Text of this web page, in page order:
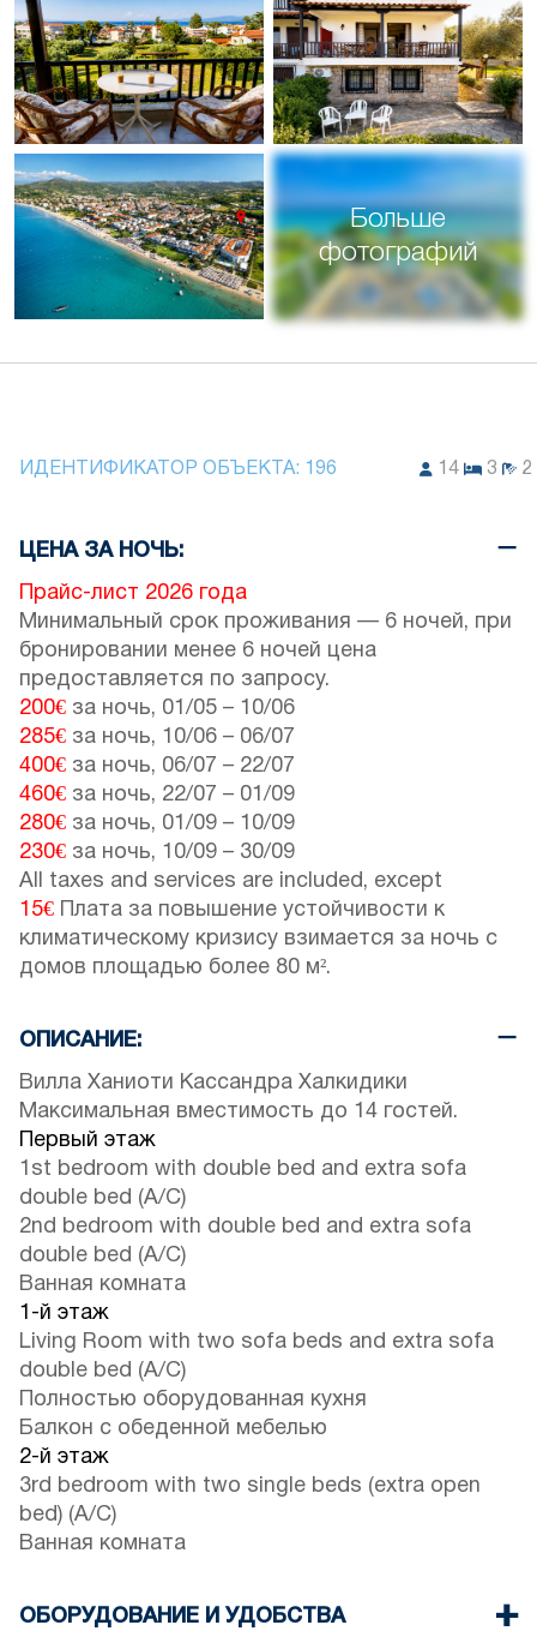
Больше
фотографий
ИДЕНТИФИКАТОР ОБЪЕКТА: 196 14 3 2
ЦЕНА ЗА НОЧЬ:
Прайс-лист 2026 года
Минимальный срок проживания — 6 ночей, при
бронировании менее 6 ночей цена
предоставляется по запросу.
200€ за ночь, 01/05 – 10/06
285€ за ночь, 10/06 – 06/07
400€ за ночь, 06/07 – 22/07
460€ за ночь, 22/07 – 01/09
280€ за ночь, 01/09 – 10/09
230€ за ночь, 10/09 – 30/09
All taxes and services are included, except
15€ Плата за повышение устойчивости к
климатическому кризису взимается за ночь с
домов площадью более 80 м².
ОПИСАНИЕ:
Вилла Ханиоти Кассандра Халкидики
Максимальная вместимость до 14 гостей.
Первый этаж
1st bedroom with double bed and extra sofa
double bed (A/C)
2nd bedroom with double bed and extra sofa
double bed (A/C)
Ванная комната
1-й этаж
Living Room with two sofa beds and extra sofa
double bed (A/C)
Полностью оборудованная кухня
Балкон с обеденной мебелью
2-й этаж
3rd bedroom with two single beds (extra open
bed) (A/C)
Ванная комната
ОБОРУДОВАНИЕ И УДОБСТВА